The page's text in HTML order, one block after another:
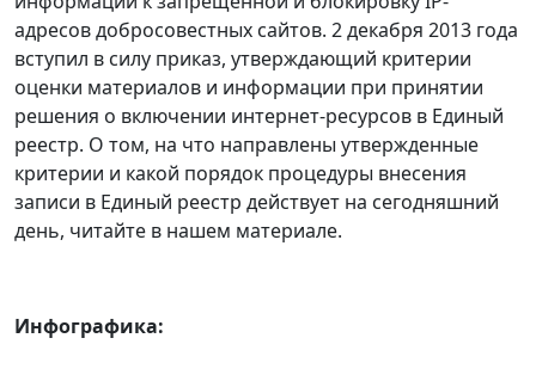
адресов добросовестных сайтов. 2 декабря 2013 года
вступил в силу приказ, утверждающий критерии
оценки материалов и информации при принятии
решения о включении интернет-ресурсов в Единый
реестр. О том, на что направлены утвержденные
критерии и какой порядок процедуры внесения
записи в Единый реестр действует на сегодняшний
день, читайте в нашем материале.
Инфографика: